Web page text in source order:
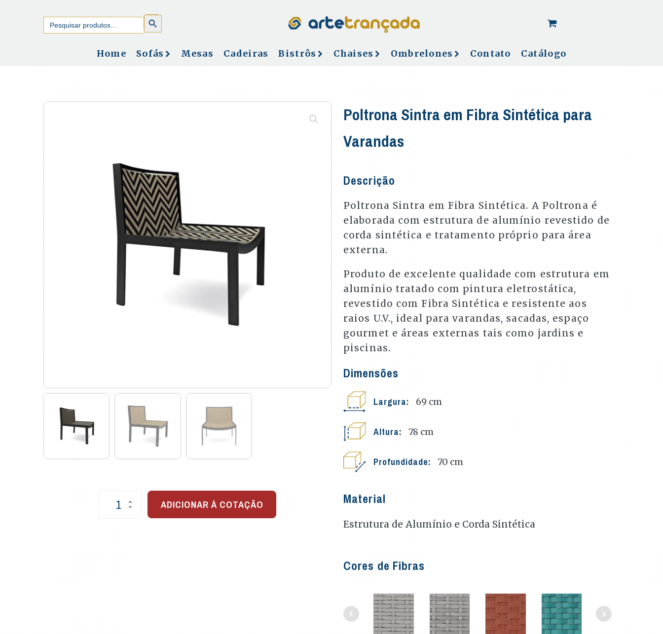
Search
for:
SEARCH
BUTTON
Home Sofás Mesas Cadeiras Bistrôs Chaises Ombrelones Contato Catálogo
Poltrona
ADICIONAR À COTAÇÃO
Poltrona Sintra em Fibra Sintética para
Varandas
Descrição
Poltrona Sintra em Fibra Sintética. A Poltrona é
elaborada com estrutura de alumínio revestido de
corda sintética e tratamento próprio para área
externa.
Produto de excelente qualidade com estrutura em
alumínio tratado com pintura eletrostática,
revestido com Fibra Sintética e resistente aos
raios U.V., ideal para varandas, sacadas, espaço
gourmet e áreas externas tais como jardins e
piscinas.
Dimensões
Largura: 69 cm
Altura: 78 cm
Profundidade: 70 cm
Material
Estrutura de Alumínio e Corda Sintética
Cores de Fibras